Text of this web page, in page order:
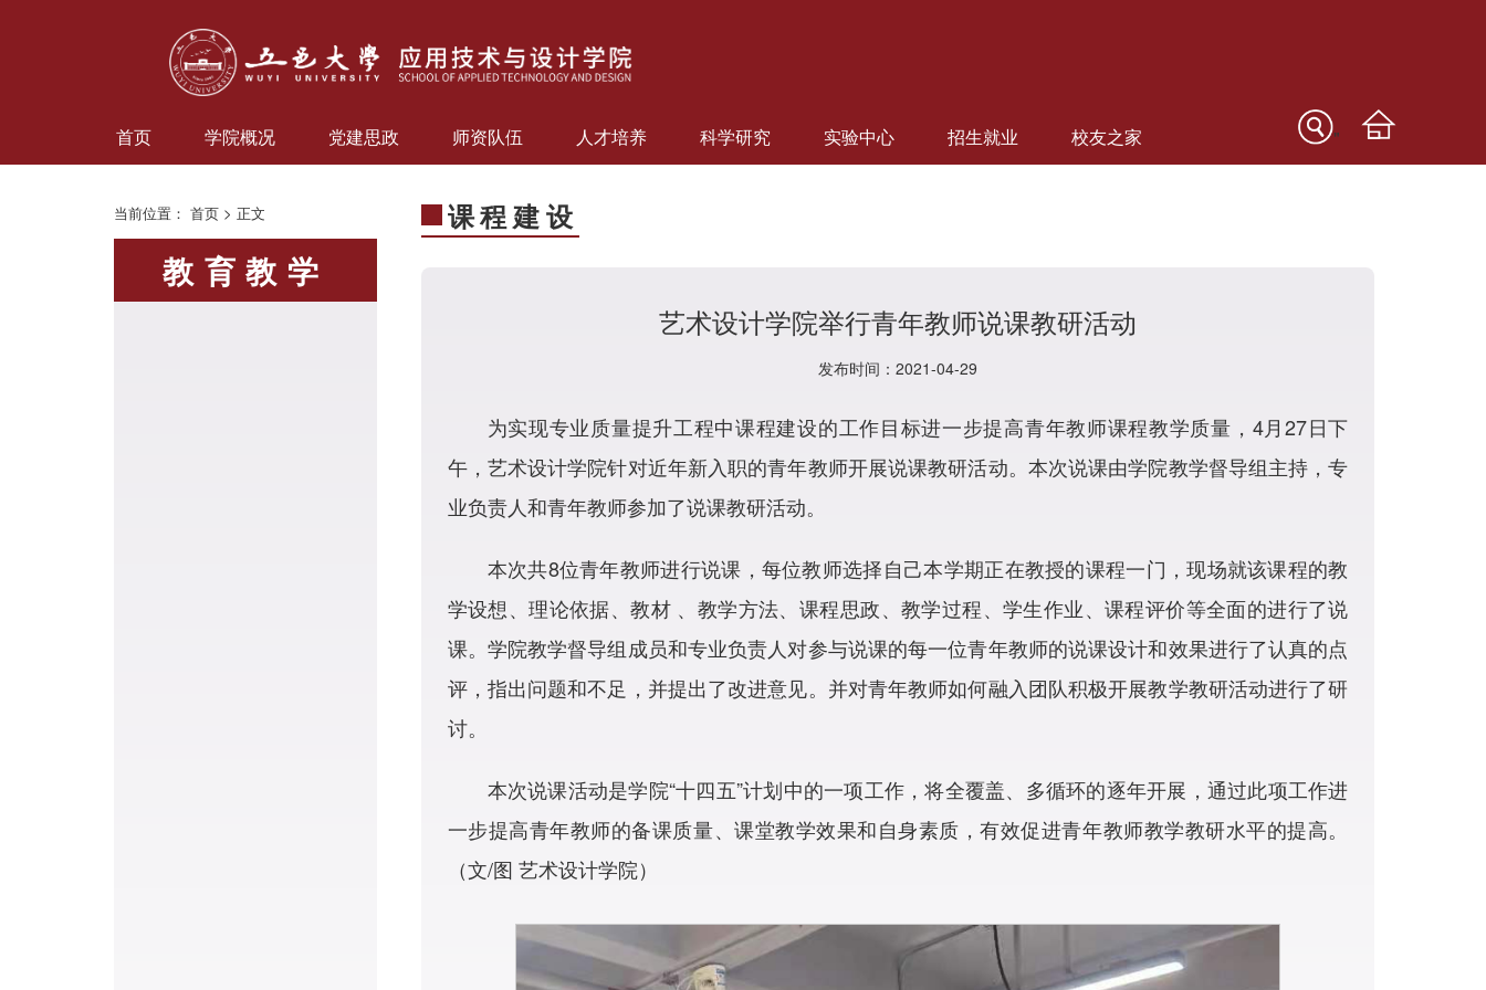
首页 学院概况 党建思政 师资队伍 人才培养 科学研究 实验中心 招生就业 校友之家 "
当前位置： 首页 > 正文
教育教学
课程建设
艺术设计学院举行青年教师说课教研活动
发布时间：2021-04-29
为实现专业质量提升工程中课程建设的工作目标进一步提高青年教师课程教学质量，4月27日下
午，艺术设计学院针对近年新入职的青年教师开展说课教研活动。本次说课由学院教学督导组主持，专
业负责人和青年教师参加了说课教研活动。
本次共8位青年教师进行说课，每位教师选择自己本学期正在教授的课程一门，现场就该课程的教
学设想、理论依据、教材 、教学方法、课程思政、教学过程、学生作业、课程评价等全面的进行了说
课。学院教学督导组成员和专业负责人对参与说课的每一位青年教师的说课设计和效果进行了认真的点
评，指出问题和不足，并提出了改进意见。并对青年教师如何融入团队积极开展教学教研活动进行了研
讨。
本次说课活动是学院“十四五”计划中的一项工作，将全覆盖、多循环的逐年开展，通过此项工作进
一步提高青年教师的备课质量、课堂教学效果和自身素质，有效促进青年教师教学教研水平的提高。
（文/图 艺术设计学院）